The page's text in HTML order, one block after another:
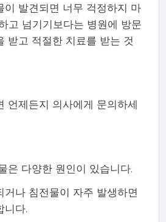
이 발견되면 너무 걱정하지 마
고 넘기기보다는 병원에 방문
받고 적절한 치료를 받는 것
언제든지 의사에게 문의하세
은 다양한 원인이 있습니다.
거나 침전물이 자주 발생하면
니다.